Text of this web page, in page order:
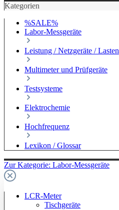
Kategorien
%SALE%
Labor-Messgeräte
Leistung / Netzgeräte / Lasten
Multimeter und Prüfgeräte
Testsysteme
Elektrochemie
Hochfrequenz
Lexikon / Glossar
Zur Kategorie: Labor-Messgeräte
LCR-Meter
Tischgeräte